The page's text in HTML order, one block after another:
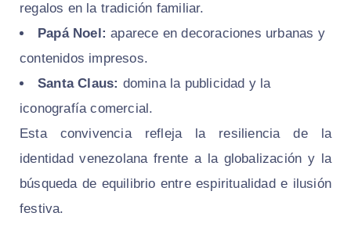
regalos en la tradición familiar.
Papá Noel: aparece en decoraciones urbanas y
contenidos impresos.
Santa Claus: domina la publicidad y la
iconografía comercial.
Esta convivencia refleja la resiliencia de la
identidad venezolana frente a la globalización y la
búsqueda de equilibrio entre espiritualidad e ilusión
festiva.